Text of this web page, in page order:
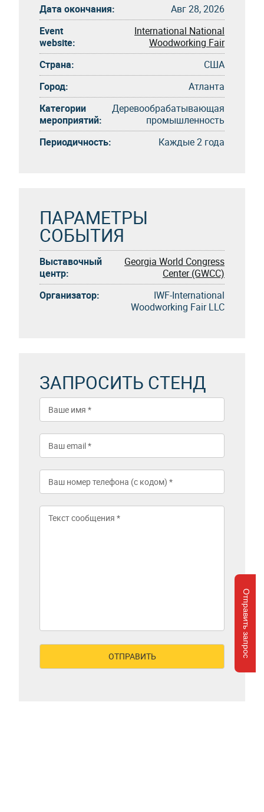
Отправить запрос
Дата окончания:
Авг 28, 2026
Event
website:
International National
Woodworking Fair
Страна:
США
Город:
Атланта
Категории
мероприятий:
Деревообрабатывающая
промышленность
Периодичность:
Каждые 2 года
ПАРАМЕТРЫ
СОБЫТИЯ
Выставочный
центр:
Georgia World Congress
Center (GWCC)
Организатор:
IWF-International
Woodworking Fair LLC
ЗАПРОСИТЬ СТЕНД